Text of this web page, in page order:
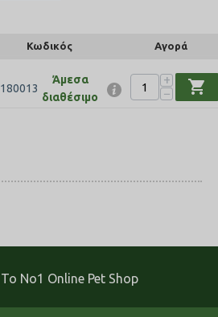
Κωδικός Αγορά
180013
Άμεσα
διαθέσιμο
+
−
shopping_cart
Το No1 Online Pet Shop